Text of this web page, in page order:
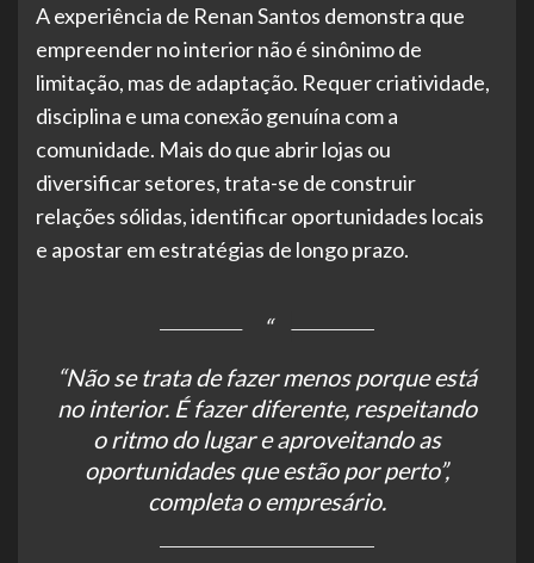
A experiência de Renan Santos demonstra que
empreender no interior não é sinônimo de
limitação, mas de adaptação. Requer criatividade,
disciplina e uma conexão genuína com a
comunidade. Mais do que abrir lojas ou
diversificar setores, trata-se de construir
relações sólidas, identificar oportunidades locais
e apostar em estratégias de longo prazo.
“Não se trata de fazer menos porque está
no interior. É fazer diferente, respeitando
o ritmo do lugar e aproveitando as
oportunidades que estão por perto”,
completa o empresário.